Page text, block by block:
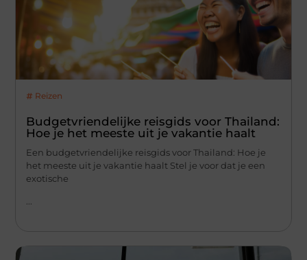
Reizen
Budgetvriendelijke reisgids voor Thailand:
Hoe je het meeste uit je vakantie haalt
Een budgetvriendelijke reisgids voor Thailand: Hoe je
het meeste uit je vakantie haalt Stel je voor dat je een
exotische